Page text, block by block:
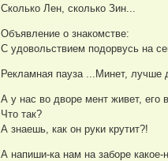
Сколько Лен, сколько Зин...
Объявление о знакомстве:
С удовольствием подорвусь на
Рекламная пауза ...Минет, лучше
А у нас во дворе мент живет, его
Что так?
А знаешь, как он руки крутит?!
А напиши-ка нам на заборе